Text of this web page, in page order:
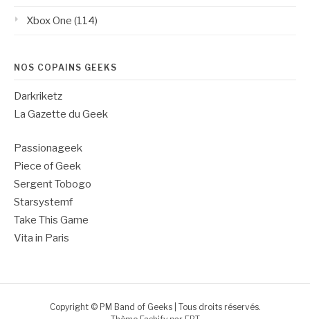
Xbox One (114)
NOS COPAINS GEEKS
Darkriketz
La Gazette du Geek
Passionageek
Piece of Geek
Sergent Tobogo
Starsystemf
Take This Game
Vita in Paris
Copyright © PM Band of Geeks | Tous droits réservés.